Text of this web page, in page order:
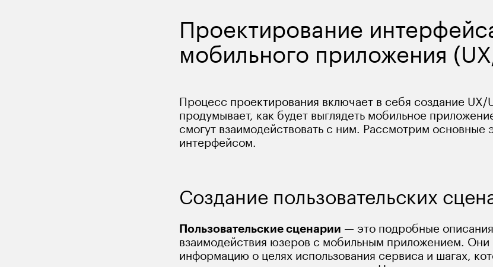
Проектирование
мобильного приложения
Процесс проектирования включает в себя создание UX/
продумывает, как будет выглядеть мобильное
смогут взаимодействовать с ним. Рассмотрим основные
интерфейсом.
Создание пользовательских
Пользовательские сценарии — это подробные
взаимодействия юзеров с мобильным приложением. Они
информацию о целях использования сервиса и шагах,